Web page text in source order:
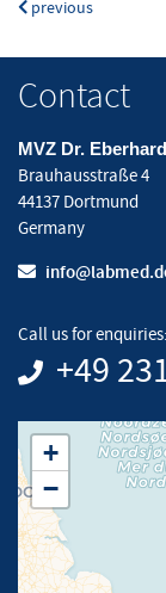
previous
Contact
MVZ Dr.
Brauhausstraße 4
44137 Dortmund
Germany
Call us for enquiries:
+49
+
−